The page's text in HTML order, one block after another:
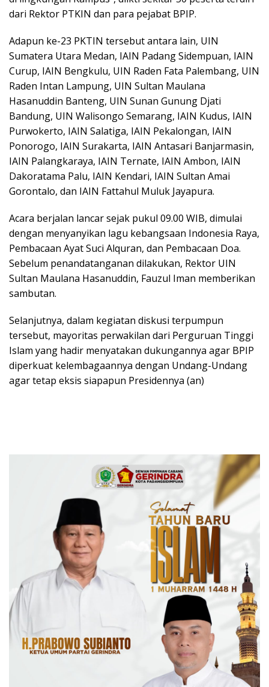
dari Rektor PTKIN dan para pejabat BPIP.
Adapun ke-23 PKTIN tersebut antara lain, UIN
Sumatera Utara Medan, IAIN Padang Sidempuan, IAIN
Curup, IAIN Bengkulu, UIN Raden Fata Palembang, UIN
Raden Intan Lampung, UIN Sultan Maulana
Hasanuddin Banteng, UIN Sunan Gunung Djati
Bandung, UIN Walisongo Semarang, IAIN Kudus, IAIN
Purwokerto, IAIN Salatiga, IAIN Pekalongan, IAIN
Ponorogo, IAIN Surakarta, IAIN Antasari Banjarmasin,
IAIN Palangkaraya, IAIN Ternate, IAIN Ambon, IAIN
Dakoratama Palu, IAIN Kendari, IAIN Sultan Amai
Gorontalo, dan IAIN Fattahul Muluk Jayapura.
Acara berjalan lancar sejak pukul 09.00 WIB, dimulai
dengan menyanyikan lagu kebangsaan Indonesia Raya,
Pembacaan Ayat Suci Alquran, dan Pembacaan Doa.
Sebelum penandatanganan dilakukan, Rektor UIN
Sultan Maulana Hasanuddin, Fauzul Iman memberikan
sambutan.
Selanjutnya, dalam kegiatan diskusi terpumpun
tersebut, mayoritas perwakilan dari Perguruan Tinggi
Islam yang hadir menyatakan dukungannya agar BPIP
diperkuat kelembagaannya dengan Undang-Undang
agar tetap eksis siapapun Presidennya (an)